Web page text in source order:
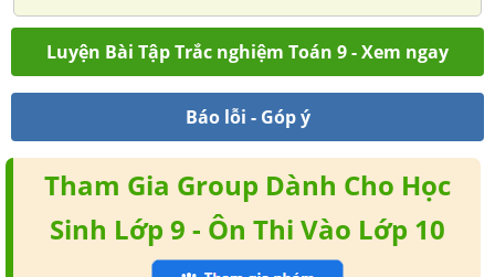
Luyện Bài Tập Trắc nghiệm Toán 9 - Xem ngay
Báo lỗi - Góp ý
Tham Gia Group Dành Cho Học
Sinh Lớp 9 - Ôn Thi Vào Lớp 10